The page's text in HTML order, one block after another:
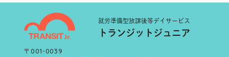
就労準備型放課後等デイサービス
トランジットジュニア
〒001-0039